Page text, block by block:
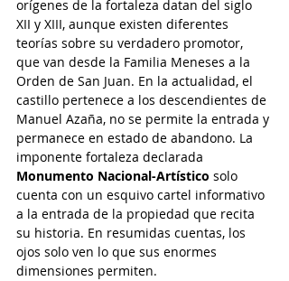
orígenes de la fortaleza datan del siglo
XII y XIII, aunque existen diferentes
teorías sobre su verdadero promotor,
que van desde la Familia Meneses a la
Orden de San Juan. En la actualidad, el
castillo pertenece a los descendientes de
Manuel Azaña, no se permite la entrada y
permanece en estado de abandono. La
imponente fortaleza declarada
Monumento Nacional-Artístico solo
cuenta con un esquivo cartel informativo
a la entrada de la propiedad que recita
su historia. En resumidas cuentas, los
ojos solo ven lo que sus enormes
dimensiones permiten.